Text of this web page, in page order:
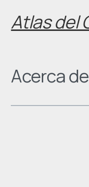
content
Atlas del
Acerca de